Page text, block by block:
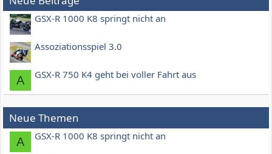
GSX-R 1000 K8 springt nicht an
Assoziationsspiel 3.0
A GSX-R 750 K4 geht bei voller Fahrt aus
Neue Themen
A GSX-R 1000 K8 springt nicht an